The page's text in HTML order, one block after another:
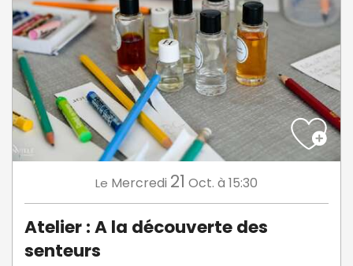
Le Mercredi 21 Oct. à 15:30
Atelier : A la découverte des
senteurs